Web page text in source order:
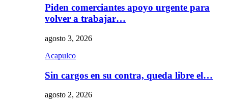
Piden comerciantes apoyo urgente para
volver a trabajar…
agosto 3, 2026
Acapulco
Sin cargos en su contra, queda libre el…
agosto 2, 2026